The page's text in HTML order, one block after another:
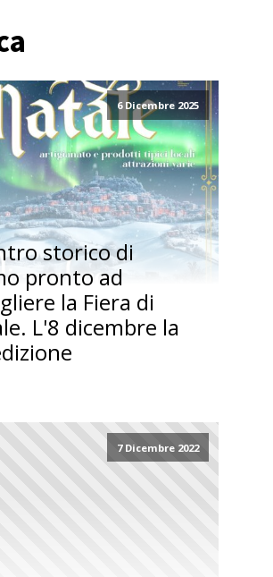
6 Dicembre 2025
storico di
pronto ad
la Fiera di
L'8 dicembre la
7 Dicembre 2022